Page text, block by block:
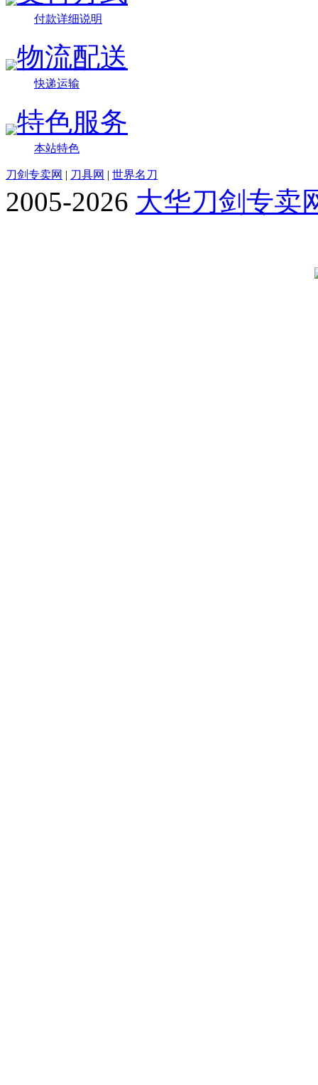
付款详细说明
物流配送
快递运输
特色服务
本站特色
刀剑专卖网 | 刀具网 | 世界名刀
2005-2026 大华刀剑专卖